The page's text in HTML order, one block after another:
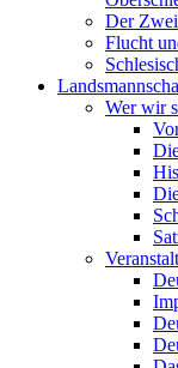
Der
Flucht
Wer wir